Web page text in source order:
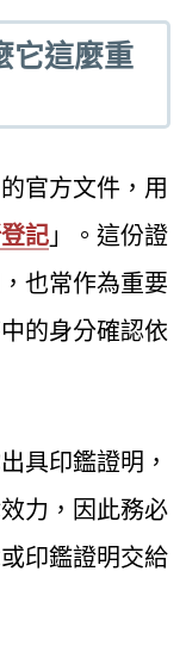
它這麼重
官方文件，用
記 」。這份證
也常作為重要
的身分確認依
具印鑑證明，
力，因此務必
印鑑證明交給